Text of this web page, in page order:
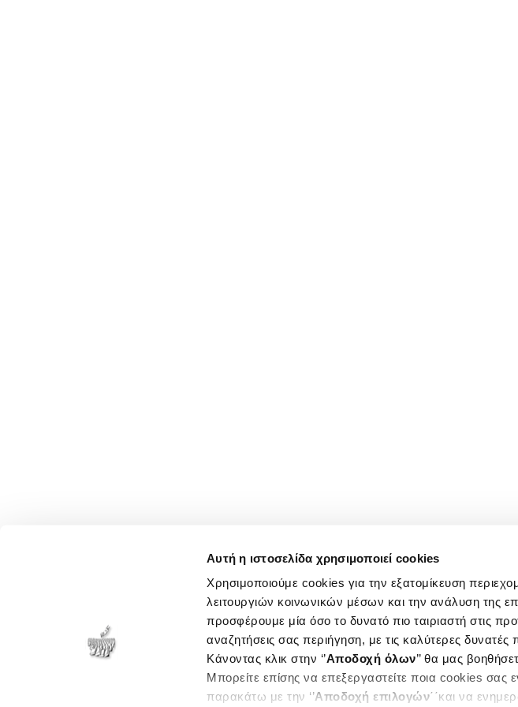
Αυτή η ιστοσελίδα χρησιμοποιεί cookies
Χρησιμοποιούμε cookies για την εξατομίκευση
λειτουργιών κοινωνικών μέσων και την ανάλυση της
προσφέρουμε μία όσο το δυνατό πιο ταιριαστή στις
αναζητήσεις σας περιήγηση, με τις καλύτερες δυνατές
Κάνοντας κλικ στην ‘’Αποδοχή όλων’’ θα μας
Μπορείτε επίσης να επεξεργαστείτε ποια cookies σας
παρακάτω με την ‘’Αποδοχή επιλογών΄΄και να